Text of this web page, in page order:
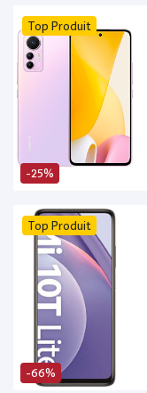
-25%
Top Produit
-66%
Top Produit